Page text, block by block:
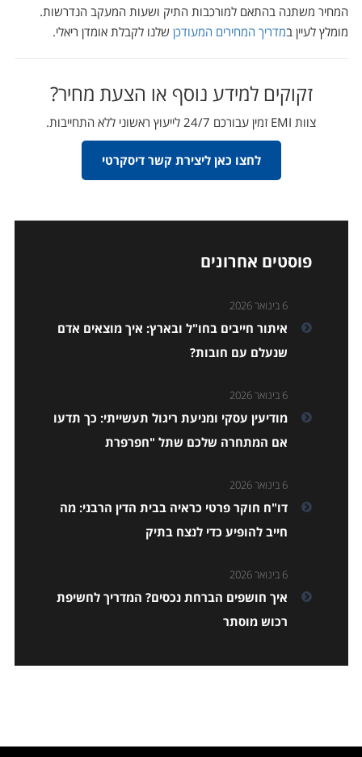
המחיר משתנה בהתאם למורכבות התיק ושעות המעקב הנדרשות.
מומלץ לעיין במדריך המחירים המעודכן שלנו לקבלת אומדן ריאלי.
זקוקים למידע נוסף או הצעת מחיר?
צוות EMI זמין עבורכם 24/7 לייעוץ ראשוני ללא התחייבות.
לחצו כאן ליצירת קשר דיסקרטי
פוסטים אחרונים
6 בינואר 2026
איתור חייבים בחו"ל ובארץ: איך מוצאים אדם
שנעלם עם חובות?
6 בינואר 2026
מודיעין עסקי ומניעת ריגול תעשייתי: כך תדעו
אם המתחרה שלכם שתל "חפרפרת
6 בינואר 2026
דו"ח חוקר פרטי כראיה בבית הדין הרבני: מה
חייב להופיע כדי לנצח בתיק
6 בינואר 2026
איך חושפים הברחת נכסים? המדריך לחשיפת
רכוש מוסתר